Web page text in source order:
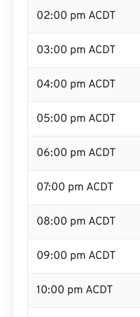
02:00 pm ACDT
03:00 pm ACDT
04:00 pm ACDT
05:00 pm ACDT
06:00 pm ACDT
07:00 pm ACDT
08:00 pm ACDT
09:00 pm ACDT
10:00 pm ACDT